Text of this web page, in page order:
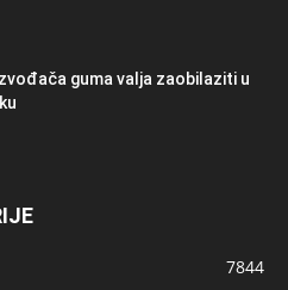
guma valja zaobilaziti u
7844